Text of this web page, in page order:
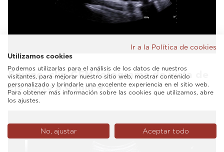
Equino, clip CFM fotograma de vista de
eje corto a 0 min 4 s
Ir a la Política de cookies
Utilizamos cookies
Podemos utilizarlas para el análisis de los datos de nuestros
visitantes, para mejorar nuestro sitio web, mostrar contenido
personalizado y brindarle una excelente experiencia en el sitio web.
Para obtener más información sobre las cookies que utilizamos, abre
los ajustes.
No, ajustar Aceptar todo